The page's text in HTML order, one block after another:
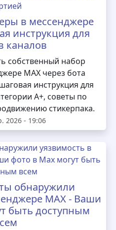
в мессенджере
инструкция для
каналов
собственный набор
MAX через бота
инструкция для
А+, советы по
стикерпака.
2026 - 19:06
обнаружили
MAX - Ваши
быть доступным